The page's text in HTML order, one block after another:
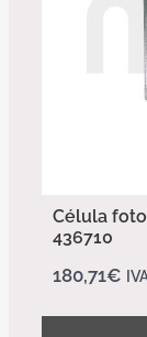
Célula
436710
180,71€